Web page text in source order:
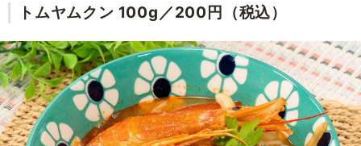
トムヤムクン 100g／200円（税込）